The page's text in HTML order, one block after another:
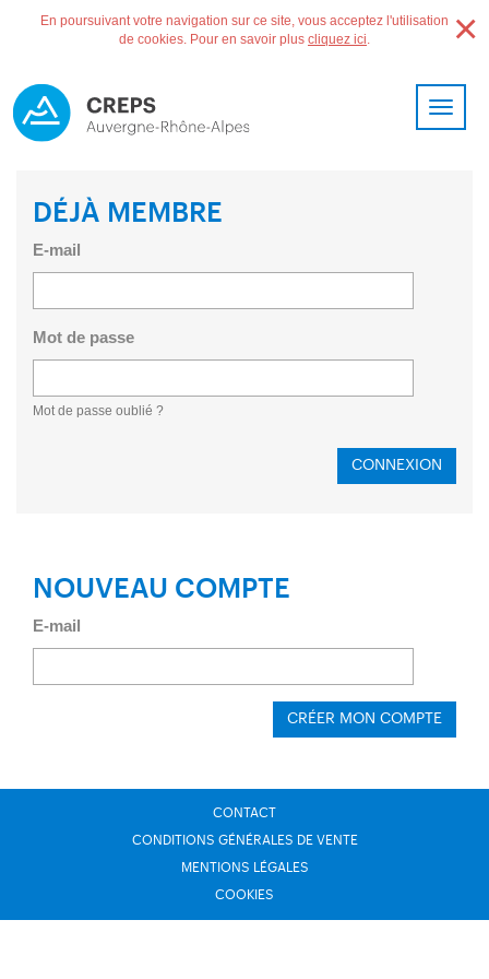
En poursuivant votre navigation sur ce site, vous acceptez l'utilisation
de cookies. Pour en savoir plus cliquez ici. ×
Toggle
DÉJÀ MEMBRE
E-mail
Mot de passe
Mot de passe oublié ?
CONNEXION
NOUVEAU COMPTE
E-mail
CRÉER MON COMPTE
CONTACT
CONDITIONS GÉNÉRALES DE VENTE
MENTIONS LÉGALES
COOKIES